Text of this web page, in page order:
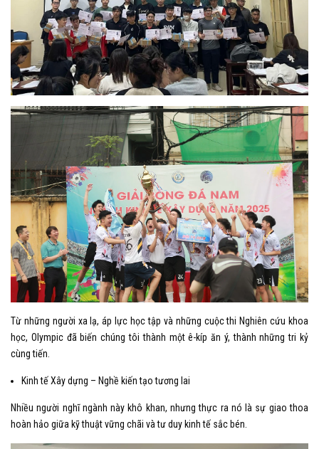
Từ những người xa lạ, áp lực học tập và những cuộc thi Nghiên cứu khoa
học, Olympic đã biến chúng tôi thành một ê-kíp ăn ý, thành những tri kỷ
cùng tiến.
Kinh tế Xây dựng – Nghề kiến tạo tương lai
Nhiều người nghĩ ngành này khô khan, nhưng thực ra nó là sự giao thoa
hoàn hảo giữa kỹ thuật vững chãi và tư duy kinh tế sắc bén.